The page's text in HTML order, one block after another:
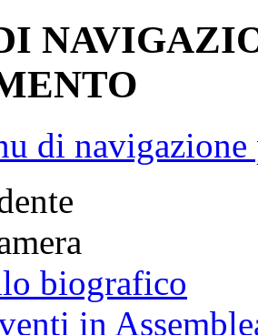
di
biografico
in